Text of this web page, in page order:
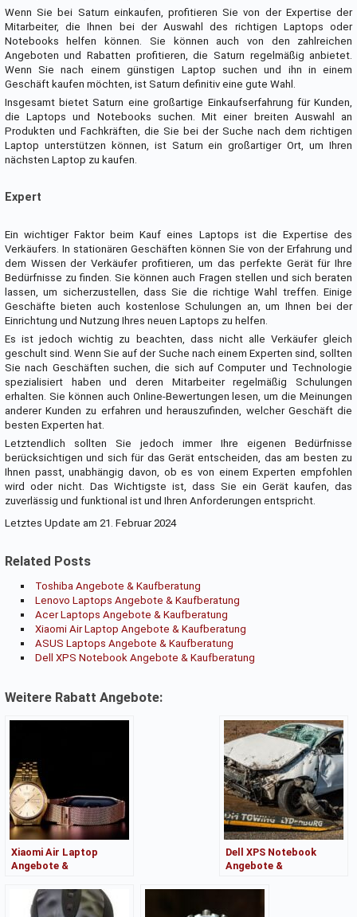
Wenn Sie bei Saturn einkaufen, profitieren Sie von der Expertise der
Mitarbeiter, die Ihnen bei der Auswahl des richtigen Laptops oder
Notebooks helfen können. Sie können auch von den zahlreichen
Angeboten und Rabatten profitieren, die Saturn regelmäßig anbietet.
Wenn Sie nach einem günstigen Laptop suchen und ihn in einem
Geschäft kaufen möchten, ist Saturn definitiv eine gute Wahl.
Insgesamt bietet Saturn eine großartige Einkaufserfahrung für Kunden,
die Laptops und Notebooks suchen. Mit einer breiten Auswahl an
Produkten und Fachkräften, die Sie bei der Suche nach dem richtigen
Laptop unterstützen können, ist Saturn ein großartiger Ort, um Ihren
nächsten Laptop zu kaufen.
Expert
Ein wichtiger Faktor beim Kauf eines Laptops ist die Expertise des
Verkäufers. In stationären Geschäften können Sie von der Erfahrung und
dem Wissen der Verkäufer profitieren, um das perfekte Gerät für Ihre
Bedürfnisse zu finden. Sie können auch Fragen stellen und sich beraten
lassen, um sicherzustellen, dass Sie die richtige Wahl treffen. Einige
Geschäfte bieten auch kostenlose Schulungen an, um Ihnen bei der
Einrichtung und Nutzung Ihres neuen Laptops zu helfen.
Es ist jedoch wichtig zu beachten, dass nicht alle Verkäufer gleich
geschult sind. Wenn Sie auf der Suche nach einem Experten sind, sollten
Sie nach Geschäften suchen, die sich auf Computer und Technologie
spezialisiert haben und deren Mitarbeiter regelmäßig Schulungen
erhalten. Sie können auch Online-Bewertungen lesen, um die Meinungen
anderer Kunden zu erfahren und herauszufinden, welcher Geschäft die
besten Experten hat.
Letztendlich sollten Sie jedoch immer Ihre eigenen Bedürfnisse
berücksichtigen und sich für das Gerät entscheiden, das am besten zu
Ihnen passt, unabhängig davon, ob es von einem Experten empfohlen
wird oder nicht. Das Wichtigste ist, dass Sie ein Gerät kaufen, das
zuverlässig und funktional ist und Ihren Anforderungen entspricht.
Letztes Update am 21. Februar 2024
Related Posts
Toshiba Angebote & Kaufberatung
Lenovo Laptops Angebote & Kaufberatung
Acer Laptops Angebote & Kaufberatung
Xiaomi Air Laptop Angebote & Kaufberatung
ASUS Laptops Angebote & Kaufberatung
Dell XPS Notebook Angebote & Kaufberatung
Weitere Rabatt Angebote:
Xiaomi Air Laptop
Angebote &
Dell XPS Notebook
Angebote &